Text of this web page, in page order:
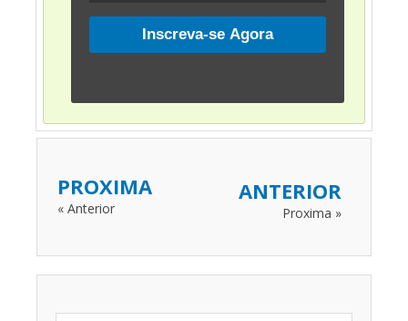
PROXIMA
« Anterior
ANTERIOR
Proxima »